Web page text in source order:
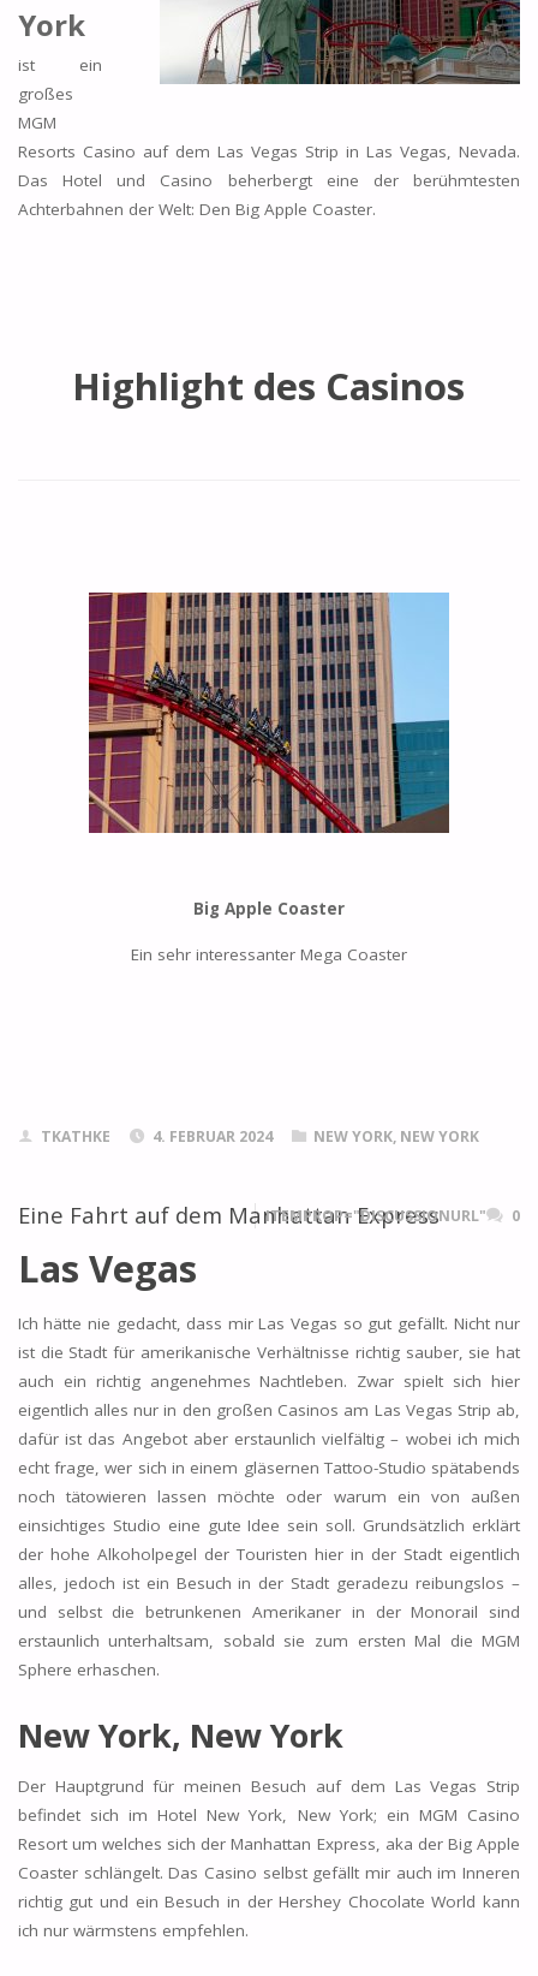
York
ist ein
großes
MGM
Resorts Casino auf dem Las Vegas Strip in Las Vegas, Nevada.
Das Hotel und Casino beherbergt eine der berühmtesten
Achterbahnen der Welt: Den Big Apple Coaster.
Highlight des Casinos
Big Apple Coaster
Ein sehr interessanter Mega Coaster
TKATHKE 4. FEBRUAR 2024 NEW YORK, NEW YORK
Eine Fahrt auf dem Manhattan Express
ITEMPROP="DISCUSSIONURL" 0
Las Vegas
Ich hätte nie gedacht, dass mir Las Vegas so gut gefällt. Nicht nur
ist die Stadt für amerikanische Verhältnisse richtig sauber, sie hat
auch ein richtig angenehmes Nachtleben. Zwar spielt sich hier
eigentlich alles nur in den großen Casinos am Las Vegas Strip ab,
dafür ist das Angebot aber erstaunlich vielfältig – wobei ich mich
echt frage, wer sich in einem gläsernen Tattoo-Studio spätabends
noch tätowieren lassen möchte oder warum ein von außen
einsichtiges Studio eine gute Idee sein soll. Grundsätzlich erklärt
der hohe Alkoholpegel der Touristen hier in der Stadt eigentlich
alles, jedoch ist ein Besuch in der Stadt geradezu reibungslos –
und selbst die betrunkenen Amerikaner in der Monorail sind
erstaunlich unterhaltsam, sobald sie zum ersten Mal die MGM
Sphere erhaschen.
New York, New York
Der Hauptgrund für meinen Besuch auf dem Las Vegas Strip
befindet sich im Hotel New York, New York; ein MGM Casino
Resort um welches sich der Manhattan Express, aka der Big Apple
Coaster schlängelt. Das Casino selbst gefällt mir auch im Inneren
richtig gut und ein Besuch in der Hershey Chocolate World kann
ich nur wärmstens empfehlen.